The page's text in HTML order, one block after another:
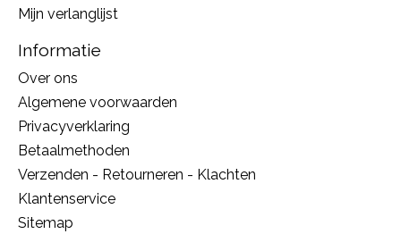
Mijn verlanglijst
Informatie
Over ons
Algemene voorwaarden
Privacyverklaring
Betaalmethoden
Verzenden - Retourneren - Klachten
Klantenservice
Sitemap